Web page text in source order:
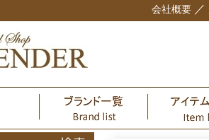
会社概要 ／